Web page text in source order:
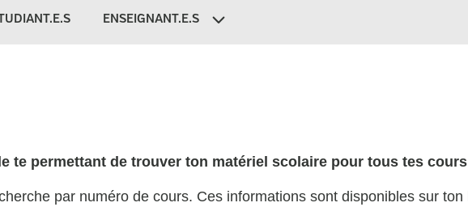
ENSEIGNANT.E.S
te permettant de trouver ton matériel scolaire pour tous tes
par numéro de cours. Ces informations sont disponibles sur ton